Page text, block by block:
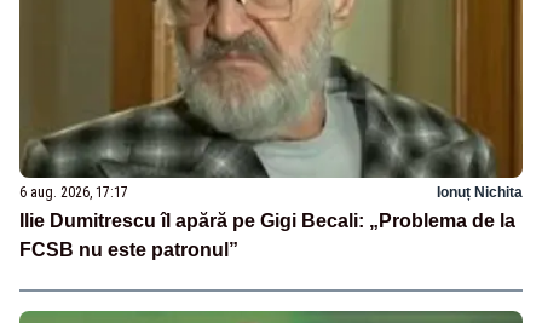
6 aug. 2026, 17:17 Ionuț Nichita
Ilie Dumitrescu îl apără pe Gigi Becali: „Problema de la
FCSB nu este patronul”